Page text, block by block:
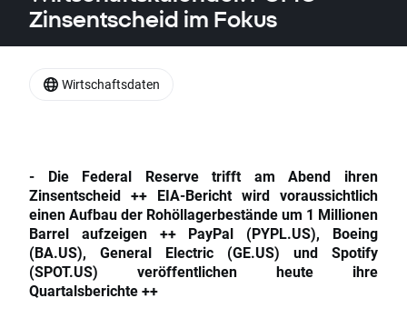
Zinsentscheid im Fokus
- Die Federal Reserve trifft am Abend ihren
Zinsentscheid ++ EIA-Bericht wird voraussichtlich
einen Aufbau der Rohöllagerbestände um 1 Millionen
Barrel aufzeigen ++ PayPal (PYPL.US), Boeing
(BA.US), General Electric (GE.US) und Spotify
(SPOT.US) veröffentlichen heute ihre
Quartalsberichte ++
Wirtschaftsdaten